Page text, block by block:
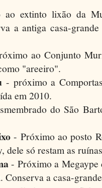
extinto lixão da
a antiga casa-
ao Conjunto
"areeiro".
- próximo a
em 2010.
do São
- Próximo ao posto
dele só restam as
- Próximo a
a casa-